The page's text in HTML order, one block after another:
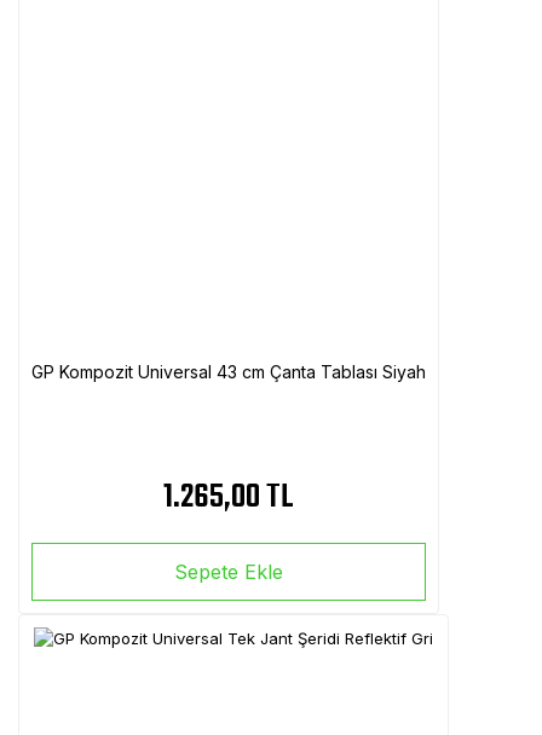
GP Kompozit Universal 43 cm Çanta Tablası Siyah
1.265,00 TL
Sepete Ekle